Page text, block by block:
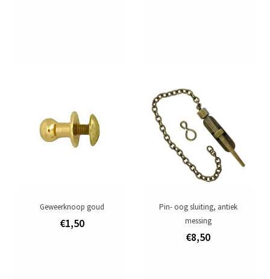
Geweerknoop goud
€1,50
Pin- oog sluiting, antiek
messing
€8,50